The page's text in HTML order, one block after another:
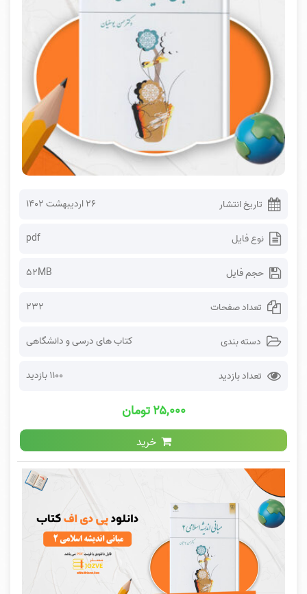
تاریخ انتشار ۲۶ اردیبهشت ۱۴۰۲
نوع فایل pdf
حجم فایل 52MB
تعداد صفحات 232
دسته بندی کتاب های درسی و دانشگاهی
تعداد بازدید 1100 بازدید
۲۵,۰۰۰ تومان
خرید